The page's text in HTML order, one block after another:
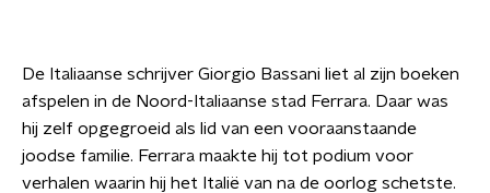
De Italiaanse schrijver Giorgio Bassani liet al zijn boeken
afspelen in de Noord-Italiaanse stad Ferrara. Daar was
hij zelf opgegroeid als lid van een vooraanstaande
joodse familie. Ferrara maakte hij tot podium voor
verhalen waarin hij het Italië van na de oorlog schetste.